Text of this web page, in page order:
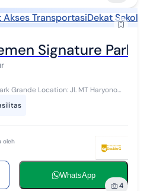
Akses TransportasiDekat
Signature Park
Grande Location: Jl. MT Haryono
Tower / Floor / View: Green / Low
oleh
WhatsApp
4